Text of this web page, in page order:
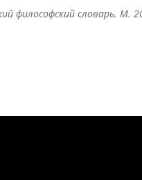
философский словарь. М.